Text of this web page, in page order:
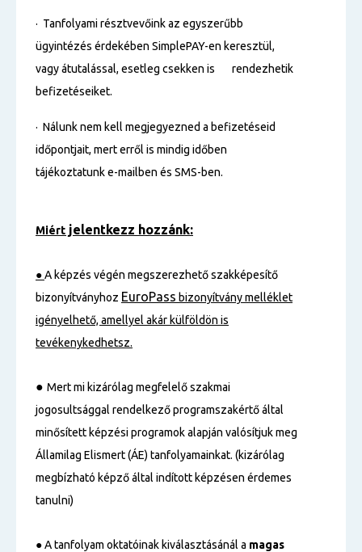
· Tanfolyami résztvevőink az egyszerűbb
ügyintézés érdekében SimplePAY-en keresztül,
vagy átutalással, esetleg csekken is rendezhetik
befizetéseiket.
· Nálunk nem kell megjegyezned a befizetéseid
időpontjait, mert erről is mindig időben
tájékoztatunk e-mailben és SMS-ben.
Miért jelentkezz hozzánk:
●A képzés végén megszerezhető szakképesítő
bizonyítványhoz EuroPass bizonyítvány melléklet
igényelhető, amellyel akár külföldön is
tevékenykedhetsz.
● Mert mi kizárólag megfelelő szakmai
jogosultsággal rendelkező programszakértő által
minősített képzési programok alapján valósítjuk meg
Államilag Elismert (ÁE) tanfolyamainkat. (kizárólag
megbízható képző által indított képzésen érdemes
tanulni)
● A tanfolyam oktatóinak kiválasztásánál a magas